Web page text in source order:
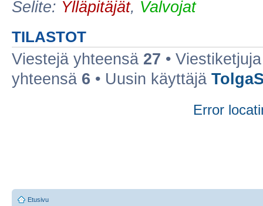
Selite: Ylläpitäjät, Valvojat
TILASTOT
Viestejä yhteensä 27 •
yhteensä 6 • Uusin käyttäjä
Error
Etusivu